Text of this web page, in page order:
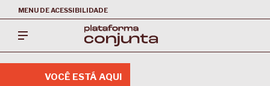
MENU DE ACESSIBILIDADE
VOCÊ ESTÁ AQUI